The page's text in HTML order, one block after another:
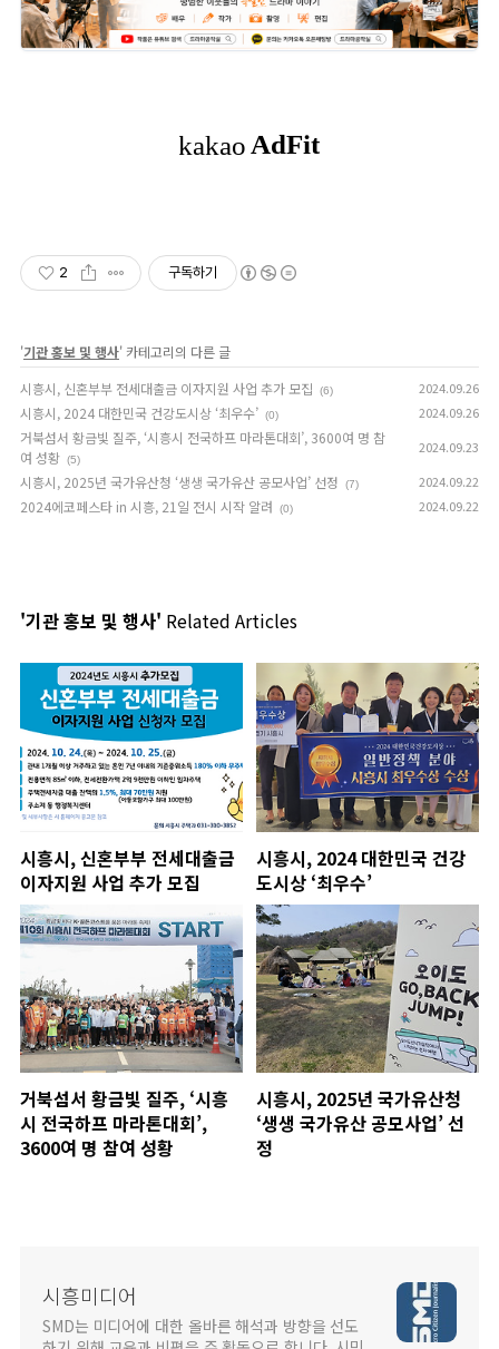
2 구독하기
'기관 홍보 및 행사' 카테고리의 다른 글
시흥시, 신혼부부 전세대출금 이자지원 사업 추가 모집
(6) 2024.09.26
시흥시, 2024 대한민국 건강도시상 ‘최우수’ (0) 2024.09.26
거북섬서 황금빛 질주, ‘시흥시 전국하프 마라톤대회’, 3600여 명 참
여 성황 (5)
2024.09.23
시흥시, 2025년 국가유산청 ‘생생 국가유산 공모사업’ 선정 (7) 2024.09.22
2024에코페스타 in 시흥, 21일 전시 시작 알려 (0) 2024.09.22
'기관 홍보 및 행사' Related Articles
시흥시, 신혼부부 전세대출금
이자지원 사업 추가 모집
시흥시, 2024 대한민국 건강
도시상 ‘최우수’
거북섬서 황금빛 질주, ‘시흥
시 전국하프 마라톤대회’,
3600여 명 참여 성황
시흥시, 2025년 국가유산청
‘생생 국가유산 공모사업’ 선
정
시흥미디어
SMD는 미디어에 대한 올바른 해석과 방향을 선도